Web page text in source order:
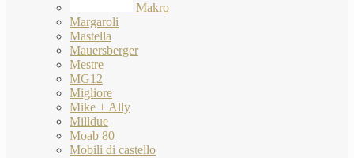
Makro
Margaroli
Mastella
Mauersberger
Mestre
MG12
Migliore
Mike + Ally
Milldue
Moab 80
Mobili di castello